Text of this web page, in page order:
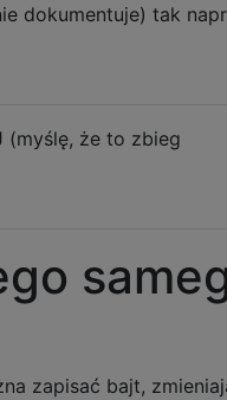
dokumentuje) tak
(myślę, że to zbieg
zapisać bajt,